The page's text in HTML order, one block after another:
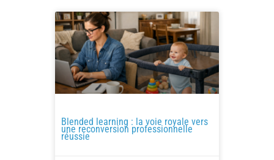
Blended learning : la voie royale vers
une reconversion professionnelle
réussie